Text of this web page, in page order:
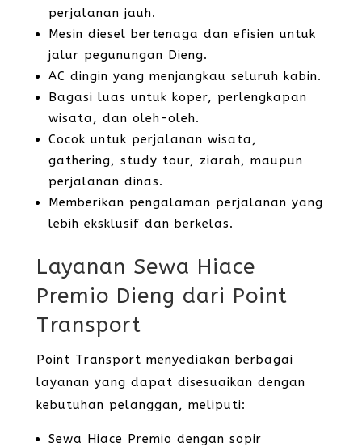
perjalanan jauh.
Mesin diesel bertenaga dan efisien untuk
jalur pegunungan Dieng.
AC dingin yang menjangkau seluruh kabin.
Bagasi luas untuk koper, perlengkapan
wisata, dan oleh-oleh.
Cocok untuk perjalanan wisata,
gathering, study tour, ziarah, maupun
perjalanan dinas.
Memberikan pengalaman perjalanan yang
lebih eksklusif dan berkelas.
Layanan Sewa Hiace
Premio Dieng dari Point
Transport
Point Transport menyediakan berbagai
layanan yang dapat disesuaikan dengan
kebutuhan pelanggan, meliputi:
Sewa Hiace Premio dengan sopir